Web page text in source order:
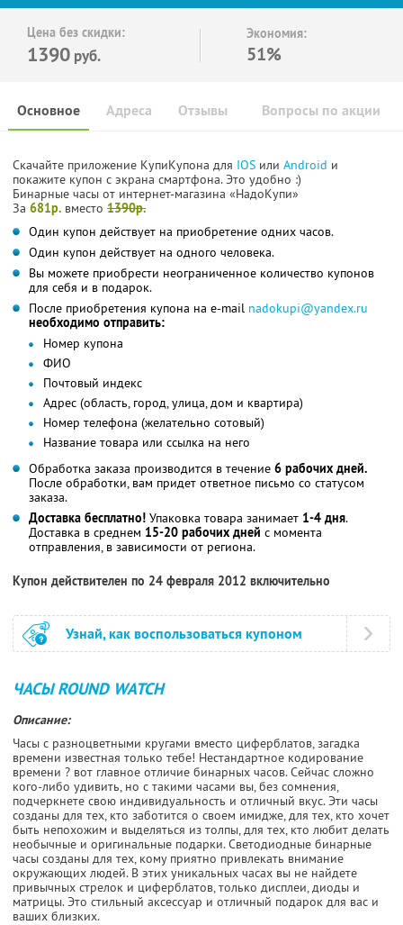
Цена без скидки:
1390 руб.
Экономия:
51%
Основное Отзывы Вопросы по акции
Адреса
Скачайте приложение КупиКупона для IOS или Android и
покажите купон с экрана смартфона. Это удобно :)
Бинарные часы от интернет-магазина «НадоКупи»
За 681р. вместо 1390р.
Один купон действует на приобретение одних часов.
Один купон действует на одного человека.
Вы можете приобрести неограниченное количество купонов
для себя и в подарок.
После приобретения купона на e-mail nadokupi@yandex.ru
необходимо отправить:
Номер купона
ФИО
Почтовый индекс
Адрес (область, город, улица, дом и квартира)
Номер телефона (желательно сотовый)
Название товара или ссылка на него
Обработка заказа производится в течение 6 рабочих дней.
После обработки, вам придет ответное письмо со статусом
заказа.
Доставка бесплатно! Упаковка товара занимает 1-4 дня.
Доставка в среднем 15-20 рабочих дней с момента
отправления, в зависимости от региона.
Купон действителен по 24 февраля 2012 включительно
Узнай, как воспользоваться купоном
ЧАСЫ ROUND WATCH
Описание:
Часы с разноцветными кругами вместо циферблатов, загадка
времени известная только тебе! Нестандартное кодирование
времени ? вот главное отличие бинарных часов. Сейчас сложно
кого-либо удивить, но с такими часами вы, без сомнения,
подчеркнете свою индивидуальность и отличный вкус. Эти часы
созданы для тех, кто заботится о своем имидже, для тех, кто хочет
быть непохожим и выделяться из толпы, для тех, кто любит делать
необычные и оригинальные подарки. Светодиодные бинарные
часы созданы для тех, кому приятно привлекать внимание
окружающих людей. В этих уникальных часах вы не найдете
привычных стрелок и циферблатов, только дисплеи, диоды и
матрицы. Это стильный аксессуар и отличный подарок для вас и
ваших близких.